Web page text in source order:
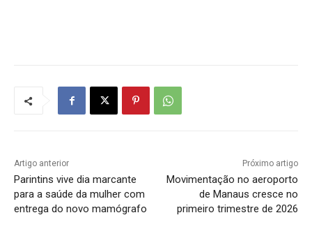
Artigo anterior
Parintins vive dia marcante
para a saúde da mulher com
entrega do novo mamógrafo
Próximo artigo
Movimentação no aeroporto
de Manaus cresce no
primeiro trimestre de 2026